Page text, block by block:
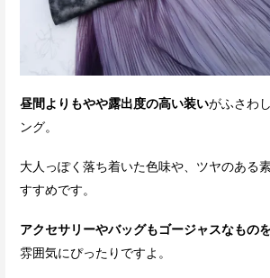
昼間よりもやや露出度の高い装いがふさわ
ング。
大人っぽく落ち着いた色味や、ツヤのある
すすめです。
アクセサリーやバッグもゴージャスなもの
雰囲気にぴったりですよ。